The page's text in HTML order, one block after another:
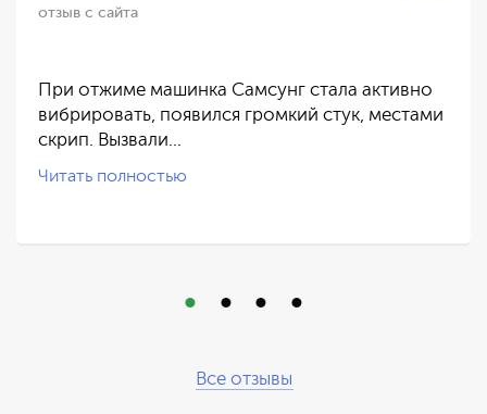
отзыв с сайта
При отжиме машинка Самсунг стала активно
вибрировать, появился громкий стук, местами
скрип. Вызвали…
Читать полностью
Все отзывы